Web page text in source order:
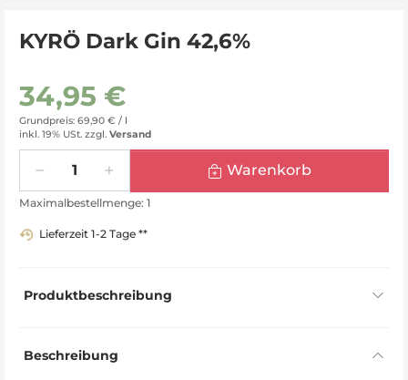
KYRÖ Dark Gin 42,6%
34,95 €
Grundpreis: 69,90 € / l
inkl. 19% USt. zzgl. Versand
Warenkorb
Maximalbestellmenge: 1
Lieferzeit 1-2 Tage **
Produktbeschreibung
Beschreibung